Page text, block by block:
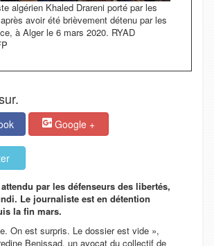
algérien Khaled Drareni porté par les
avoir été brièvement détenu par les
à Alger le 6 mars 2020. RYAD
Google +
par les défenseurs des libertés,
Le journaliste est en détention
la fin mars.
On est surpris. Le dossier est vide »,
Benissad, un avocat du collectif de